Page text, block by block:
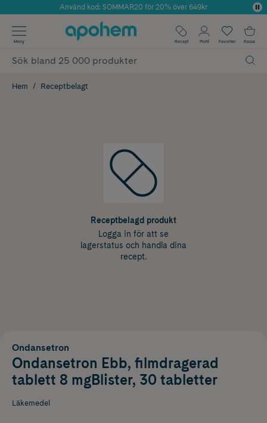
Använd kod: SOMMAR20 för 20% över 649kr
✓ Fri frakt
✓ Poäng på alla köp*
Meny Recept Profil Favoriter Kassa
Hem Receptbelagt
Receptbelagd produkt
Logga in för att se
lagerstatus och handla dina
recept.
Ondansetron
Ondansetron Ebb, filmdragerad
tablett 8 mgBlister, 30 tabletter
Läkemedel